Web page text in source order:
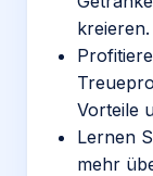
kreieren.
Vorteile
Lernen
mehr